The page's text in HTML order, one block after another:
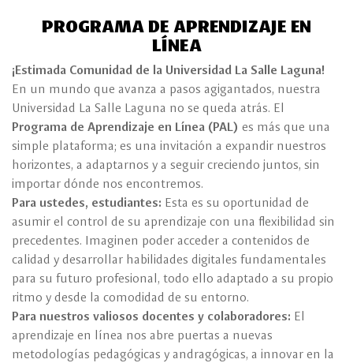
PROGRAMA DE APRENDIZAJE EN
LÍNEA
¡Estimada Comunidad de la Universidad La Salle Laguna!
En un mundo que avanza a pasos agigantados, nuestra
Universidad La Salle Laguna no se queda atrás. El
Programa de Aprendizaje en Línea (PAL) es más que una
simple plataforma; es una invitación a expandir nuestros
horizontes, a adaptarnos y a seguir creciendo juntos, sin
importar dónde nos encontremos.
Para ustedes, estudiantes: Esta es su oportunidad de
asumir el control de su aprendizaje con una flexibilidad sin
precedentes. Imaginen poder acceder a contenidos de
calidad y desarrollar habilidades digitales fundamentales
para su futuro profesional, todo ello adaptado a su propio
ritmo y desde la comodidad de su entorno.
Para nuestros valiosos docentes y colaboradores: El
aprendizaje en línea nos abre puertas a nuevas
metodologías pedagógicas y andragógicas, a innovar en la